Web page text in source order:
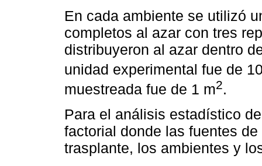
En cada ambiente se utilizó
completos al azar con tres
distribuyeron al azar dentro
unidad experimental fue de
muestreada fue de 1 m2.
Para el análisis estadístico
factorial donde las fuentes
trasplante, los ambientes y